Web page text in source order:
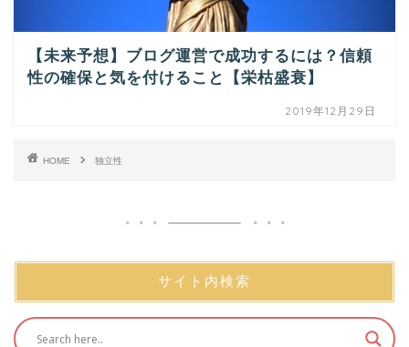
【未来予想】ブログ運営で成功するには？信頼
性の確保と気を付けること【栄枯盛衰】
2019年12月29日
HOME 独立性
サイト内検索